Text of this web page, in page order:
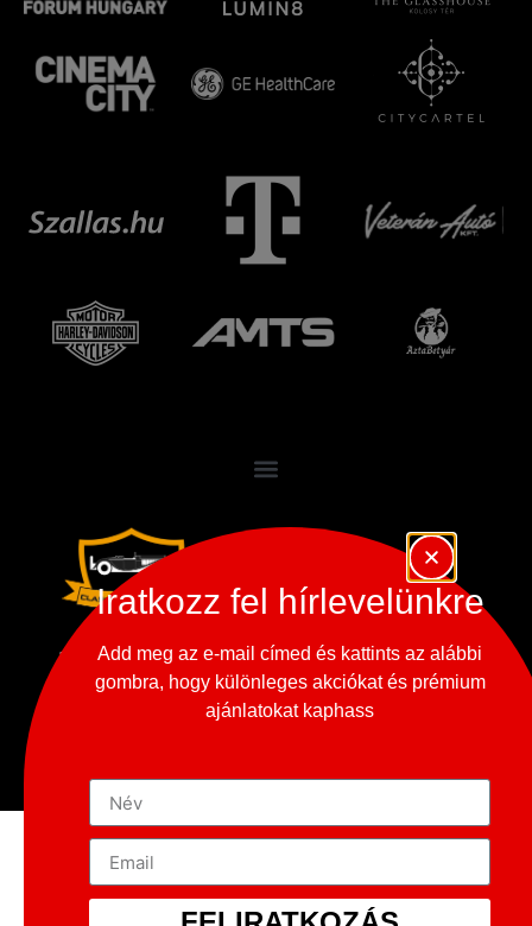
Copyright © 2023-2026
Iratkozz fel hírlevelünkre
Add meg az e-mail címed és kattints az alábbi
gombra, hogy különleges akciókat és prémium
ajánlatokat kaphass